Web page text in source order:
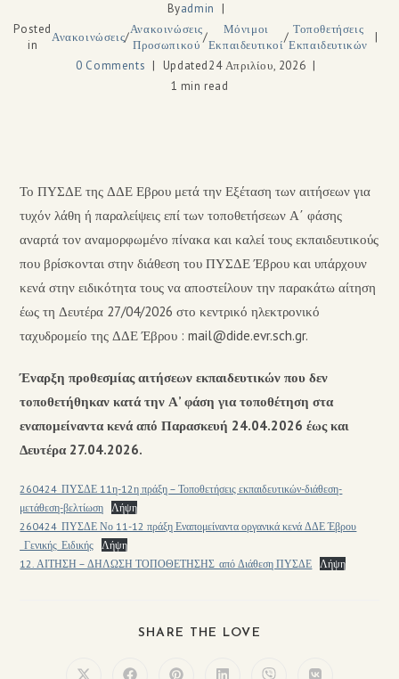
Byadmin
Posted
in
Ανακοινώσεις/
Ανακοινώσεις
Προσωπικού
/
Μόνιμοι
Εκπαιδευτικοί
/
Τοποθετήσεις
Εκπαιδευτικών
0 Comments
Updated24 Απριλίου, 2026
1 min read
Το ΠΥΣΔΕ της ΔΔΕ Εβρου μετά την Εξέταση των αιτήσεων για
τυχόν λάθη ή παραλείψεις επί των τοποθετήσεων Α΄ φάσης
αναρτά τον αναμορφωμένο πίνακα και καλεί τους εκπαιδευτικούς
που βρίσκονται στην διάθεση του ΠΥΣΔΕ Έβρου και υπάρχουν
κενά στην ειδικότητα τους να αποστείλουν την παρακάτω αίτηση
έως τη Δευτέρα 27/04/2026 στο κεντρικό ηλεκτρονικό
ταχυδρομείο της ΔΔΕ Έβρου : mail@dide.evr.sch.gr.
Έναρξη προθεσμίας αιτήσεων εκπαιδευτικών που δεν
τοποθετήθηκαν κατά την Α’ φάση για τοποθέτηση στα
εναπομείναντα κενά από Παρασκευή 24.04.2026 έως και
Δευτέρα 27.04.2026.
260424_ΠΥΣΔΕ 11η-12η πράξη – Τοποθετήσεις εκπαιδευτικών-διάθεση-
μετάθεση-βελτίωση
Λήψη
260424_ΠΥΣΔΕ Νο 11-12 πράξη Εναπομείναντα οργανικά κενά ΔΔΕ Έβρου
_Γενικής_Ειδικής
Λήψη
12. ΑΙΤΗΣΗ – ΔΗΛΩΣΗ ΤΟΠΟΘΕΤΗΣΗΣ_από Διάθεση ΠΥΣΔΕ
Λήψη
SHARE THE LOVE